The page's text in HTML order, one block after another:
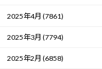
2025年4月 (7861)
2025年3月 (7794)
2025年2月 (6858)